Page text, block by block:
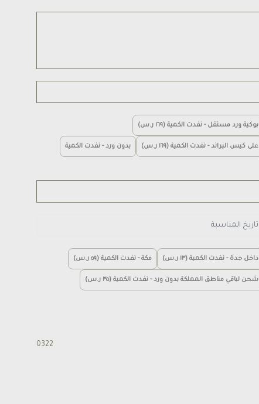
بوكية ورد مستقل - نفدت الكمية (١٦٩ ر.س)
على كيس البراند - نفدت الكمية (١٦٩ ر.س) بدون ورد - نفدت الكمية
داخل جدة - نفدت الكمية (١٣ ر.س) مكة - نفدت الكمية (٥٩ ر.س)
شحن لباقي مناطق المملكة بدون ورد - نفدت الكمية (٣٥ ر.س)
0322